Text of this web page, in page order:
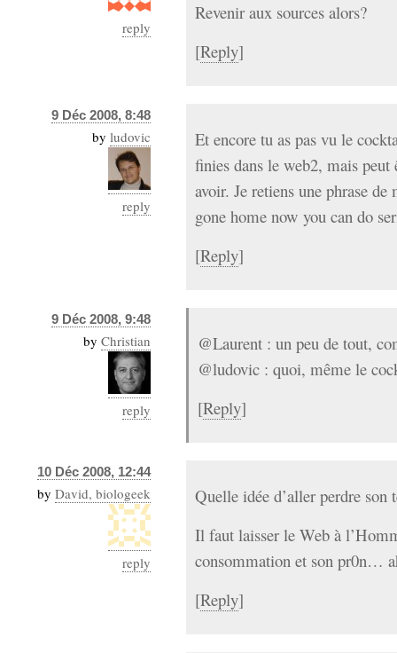
reply
Revenir aux sources alors?
[Reply]
9 Déc 2008, 8:48
by ludovic
reply
Et encore tu as pas vu le
finies dans le web2, mais
avoir. Je retiens une phrase
gone home now you can do
[Reply]
9 Déc 2008, 9:48
by Christian
reply
@Laurent : un peu de tout,
@ludovic : quoi, même le
[Reply]
10 Déc 2008, 12:44
by David, biologeek
reply
Quelle idée d’aller perdre son
Il faut laisser le Web à
consommation et son pr0n…
[Reply]